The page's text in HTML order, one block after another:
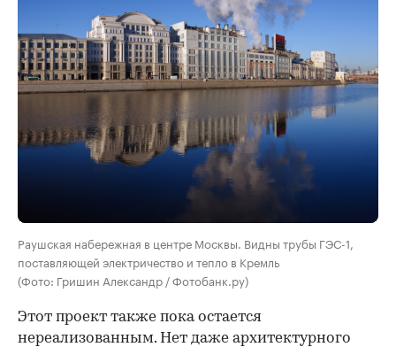
Раушская набережная в центре Москвы. Видны трубы ГЭС-1,
поставляющей электричество и тепло в Кремль
(Фото: Гришин Александр / Фотобанк.ру)
Этот проект также пока остается
нереализованным. Нет даже архитектурного